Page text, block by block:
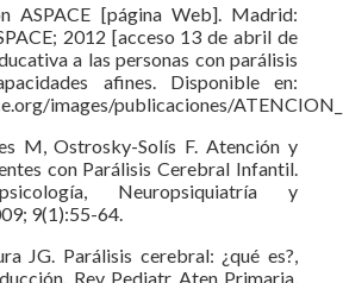
ASPACE [página Web]. Madrid:
2012 [acceso 13 de abril de
a las personas con parálisis
afines. Disponible en:
images/publicaciones/
M, Ostrosky-Solís F. Atención y
con Parálisis Cerebral Infantil.
Neuropsiquiatría y
9(1):55-64.
JG. Parálisis cerebral: ¿qué es?,
Rev Pediatr Aten Primaria.